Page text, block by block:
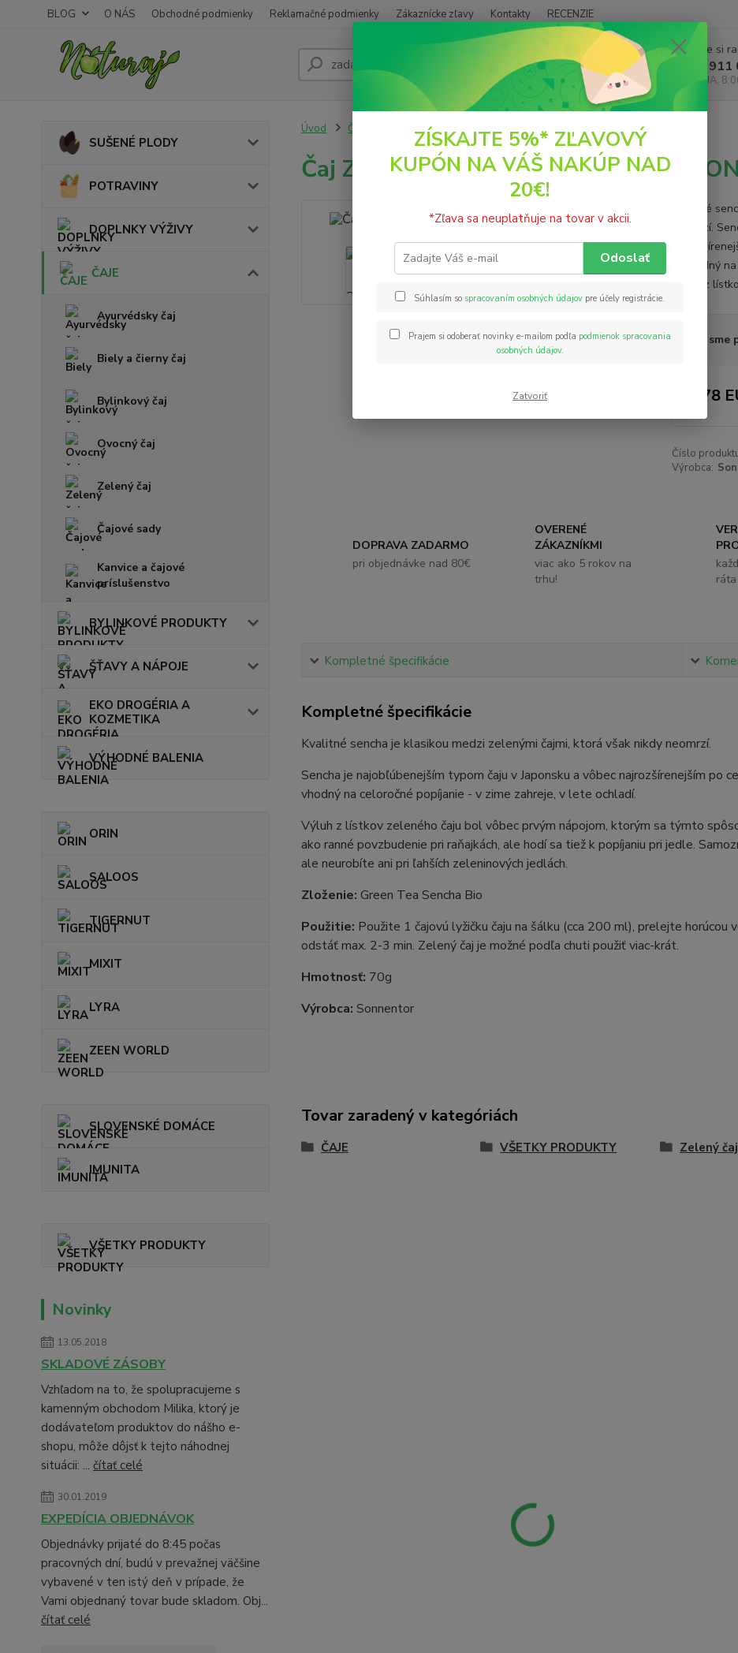
BLOG O NÁS Obchodné podmienky Reklamačné podmienky Zákaznícke zľavy Kontakty RECENZIE
Hľadať
Neviete si
+421
(PO - PIA,
SUŠENÉ PLODY
POTRAVINY
DOPLNKY VÝŽIVY
ČAJE
Ayurvédsky čaj
Biely a čierny čaj
Bylinkový čaj
Ovocný čaj
Zelený čaj
Čajové sady
Kanvice a čajové
príslušenstvo
BYLINKOVÉ PRODUKTY
ŠŤAVY A NÁPOJE
EKO DROGÉRIA A
KOZMETIKA
VÝHODNÉ BALENIA
ORIN
SALOOS
TIGERNUT
MIXIT
LYRA
ZEEN WORLD
SLOVENSKÉ DOMÁCE
IMUNITA
VŠETKY PRODUKTY
Novinky
13.05.2018
SKLADOVÉ ZÁSOBY
Vzhľadom na to, že spolupracujeme s
kamenným obchodom Milika, ktorý je
dodávateľom produktov do nášho e-
shopu, môže dôjsť k tejto náhodnej
situácii: ... čítať celé
30.01.2019
EXPEDÍCIA OBJEDNÁVOK
Objednávky prijaté do 8:45 počas
pracovných dní, budú v prevažnej väčšine
vybavené v ten istý deň v prípade, že
Vami objednaný tovar bude skladom. Obj...
čítať celé
Úvod ČAJE Čaj Zelený Sencha 70g sypaný BIO SONNENTOR
Čaj Zelený Sencha 70g sypaný BIO
Kvalitné
neomrzí.
Je vhodný
Výluh z
Nie
5,78
Číslo
Výrobca:
DOPRAVA ZADARMO
pri objednávke nad 80€
OVERENÉ
ZÁKAZNÍKMI
viac ako 5 rokov na
trhu!
ráta
Kompletné špecifikácie
Kompletné špecifikácie
Kvalitné sencha je klasikou medzi zelenými čajmi, ktorá však nikdy neomrzí.
Sencha je najobľúbenejším typom čaju v Japonsku a vôbec najrozšírenejším po
vhodný na celoročné popíjanie - v zime zahreje, v lete ochladí.
Výluh z lístkov zeleného čaju bol vôbec prvým nápojom, ktorým sa týmto
ako ranné povzbudenie pri raňajkách, ale hodí sa tiež k popíjaniu pri jedle.
ale neurobíte ani pri ľahších zeleninových jedlách.
Zloženie: Green Tea Sencha Bio
Použitie: Použite 1 čajovú lyžičku čaju na šálku (cca 200 ml), prelejte
odstáť max. 2-3 min. Zelený čaj je možné podľa chuti použiť viac-krát.
Hmotnosť: 70g
Výrobca: Sonnentor
Tovar zaradený v kategóriách
ČAJE VŠETKY PRODUKTY Zelený čaj
ZÍSKAJTE 5%* ZĽAVOVÝ
KUPÓN NA VÁŠ NAKÚP NAD
20€!
*Zľava sa neuplatňuje na tovar v akcii.
Odoslať
Súhlasím so spracovaním osobných údajov pre účely registrácie.
Prajem si odoberať novinky e-mailom podľa podmienok spracovania
osobných údajov.
Zatvoriť